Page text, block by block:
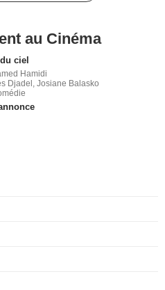
au Cinéma
ciel
Hamidi
Djadel, Josiane Balasko